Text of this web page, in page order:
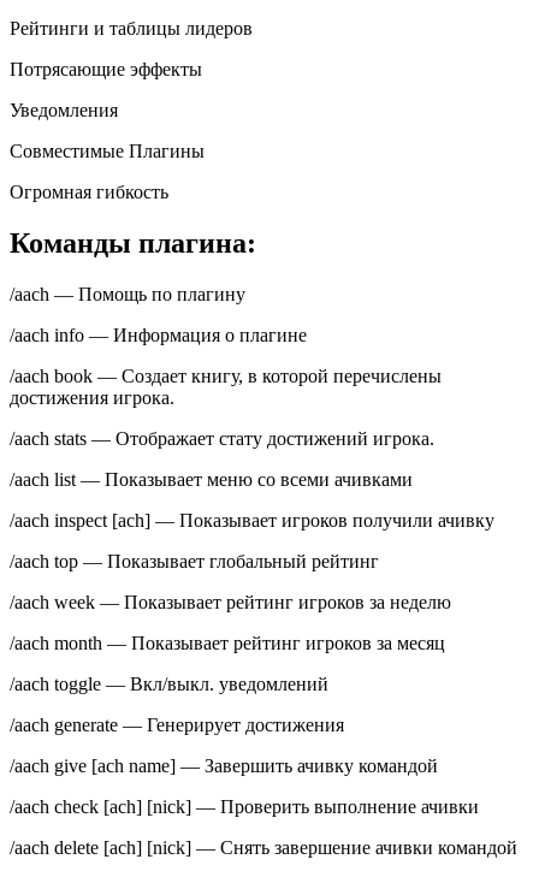
Рейтинги и таблицы лидеров
Потрясающие эффекты
Уведомления
Совместимые Плагины
Огромная гибкость
Команды плагина:
/aach — Помощь по плагину
/aach info — Информация о плагине
/aach book — Создает книгу, в которой перечислены
достижения игрока.
/aach stats — Отображает стату достижений игрока.
/aach list — Показывает меню со всеми ачивками
/aach inspect [ach] — Показывает игроков получили ачивку
/aach top — Показывает глобальный рейтинг
/aach week — Показывает рейтинг игроков за неделю
/aach month — Показывает рейтинг игроков за месяц
/aach toggle — Вкл/выкл. уведомлений
/aach generate — Генерирует достижения
/aach give [ach name] — Завершить ачивку командой
/aach check [ach] [nick] — Проверить выполнение ачивки
/aach delete [ach] [nick] — Снять завершение ачивки командой